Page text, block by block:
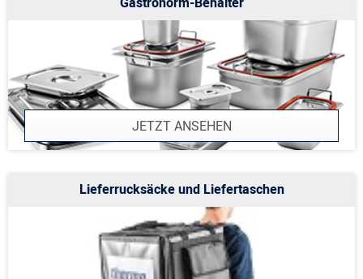
JETZT ANSEHEN
Lieferrucksäcke und Liefertaschen